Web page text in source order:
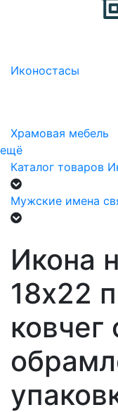
Иконостасы
Храмовая мебель
ещё
Каталог товаров
Мужские имена
Икона
18х22